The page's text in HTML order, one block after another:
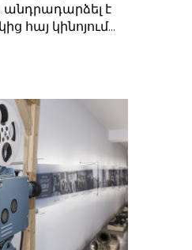
անդրադարձել է
հայ կինոյում...